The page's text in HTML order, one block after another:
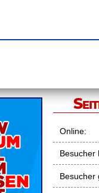
Online:
Besucher
Besucher